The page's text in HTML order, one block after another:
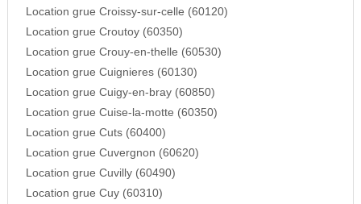
Location grue Croissy-sur-celle (60120)
Location grue Croutoy (60350)
Location grue Crouy-en-thelle (60530)
Location grue Cuignieres (60130)
Location grue Cuigy-en-bray (60850)
Location grue Cuise-la-motte (60350)
Location grue Cuts (60400)
Location grue Cuvergnon (60620)
Location grue Cuvilly (60490)
Location grue Cuy (60310)